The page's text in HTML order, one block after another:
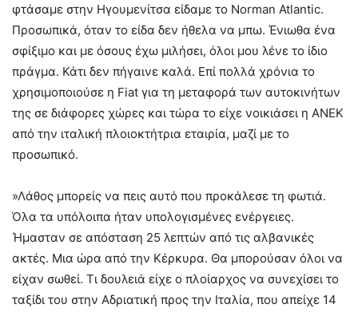
φτάσαμε στην Ηγουμενίτσα είδαμε το Norman Atlantic.
Προσωπικά, όταν το είδα δεν ήθελα να μπω. Ένιωθα ένα
σφίξιμο και με όσους έχω μιλήσει, όλοι μου λένε το ίδιο
πράγμα. Κάτι δεν πήγαινε καλά. Επί πολλά χρόνια το
χρησιμοποιούσε η Fiat για τη μεταφορά των αυτοκινήτων
της σε διάφορες χώρες και τώρα το είχε νοικιάσει η ΑΝΕΚ
από την ιταλική πλοιοκτήτρια εταιρία, μαζί με το
προσωπικό.
»Λάθος μπορείς να πεις αυτό που προκάλεσε τη φωτιά.
Όλα τα υπόλοιπα ήταν υπολογισμένες ενέργειες.
Ήμασταν σε απόσταση 25 λεπτών από τις αλβανικές
ακτές. Μια ώρα από την Κέρκυρα. Θα μπορούσαν όλοι να
είχαν σωθεί. Τι δουλειά είχε ο πλοίαρχος να συνεχίσει το
ταξίδι του στην Αδριατική προς την Ιταλία, που απείχε 14